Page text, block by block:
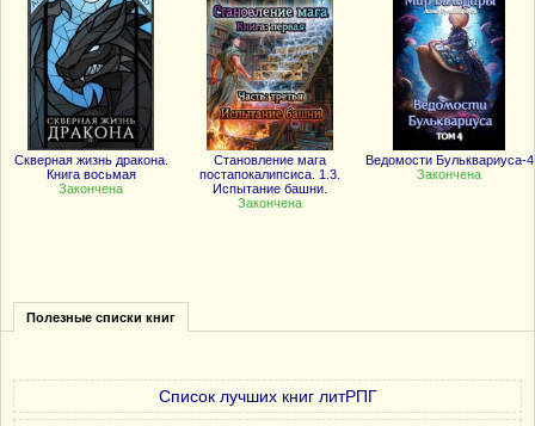
Скверная жизнь дракона.
Книга восьмая
Закончена
Становление мага
постапокалипсиса. 1.3.
Испытание башни.
Закончена
Ведомости Бульквариуса-4
Закончена
Полезные списки книг
Список лучших книг литРПГ